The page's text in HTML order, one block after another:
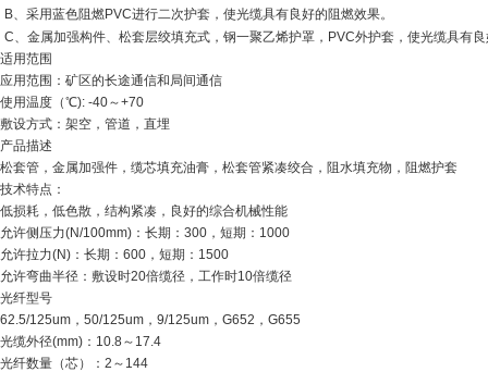
B、采用蓝色阻燃PVC进行二次护套，使光缆具有良好的阻燃效果。
C、金属加强构件、松套层绞填充式，钢一聚乙烯护罩， PVC外护套，使光缆具有
适用范围
应用范围：矿区的长途通信和局间通信
使用温度（℃): -40～+70
敷设方式：架空，管道，直埋
产品描述
松套管，金属加强件，缆芯填充油膏，松套管紧凑绞合，阻水填充物，阻燃护套
技术特点：
低损耗，低色散，结构紧凑，良好的综合机械性能
允许侧压力(N/100mm) ：长期： 300 ，短期： 1000
允许拉力(N) ：长期： 600 ，短期： 1500
允许弯曲半径：敷设时20倍缆径，工作时10倍缆径
光纤型号
62.5/125um ， 50/125um ， 9/125um ， G652 ， G655
光缆外径(mm) ： 10.8～ 17.4
光纤数量（芯）： 2 ～ 144